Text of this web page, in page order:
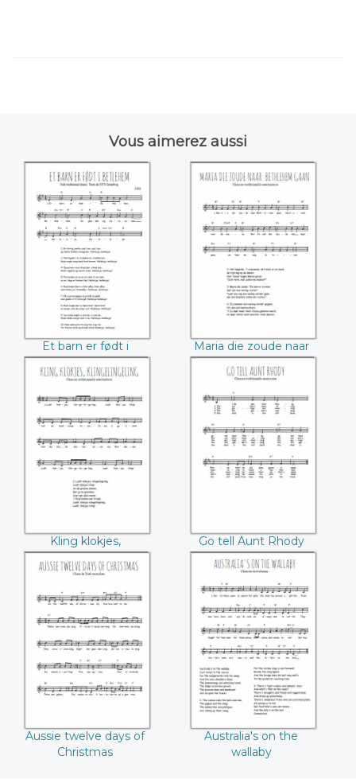
Vous aimerez aussi
Et barn er født i
Betlehem
Et barn er født i
Betlehem
Maria die zoude
naar Bethlehem
gaan
Maria die zoude naar
Bethlehem gaan
Kling klokjes,
klingelingeling
Kling klokjes,
klingelingeling
Go tell Aunt Rhody
Go tell Aunt Rhody
Aussie twelve days
of Christmas
Aussie twelve days of
Christmas
Australia's on the
wallaby
Australia's on the
wallaby